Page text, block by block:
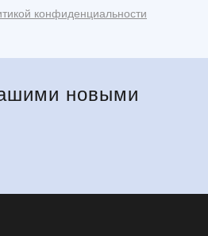
конфиденциальности
новыми